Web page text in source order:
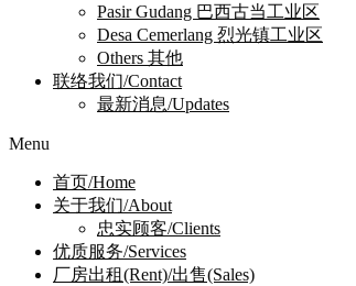
Pasir Gudang 巴西古当工业区
Desa Cemerlang 烈光镇工业区
Others 其他
联络我们/Contact
最新消息/Updates
Menu
首页/Home
关于我们/About
忠实顾客/Clients
优质服务/Services
厂房出租(Rent)/出售(Sales)